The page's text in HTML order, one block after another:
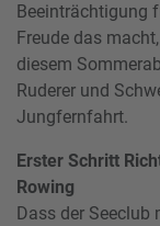
Beeinträchtigung
Freude das
diesem
Ruderer und
Jungfernfahrt.
Erster Schritt
Rowing
Dass der Seeclub